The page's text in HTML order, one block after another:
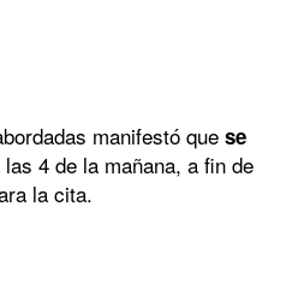
manifestó que se
las 4 de la mañana, a fin de
la cita.